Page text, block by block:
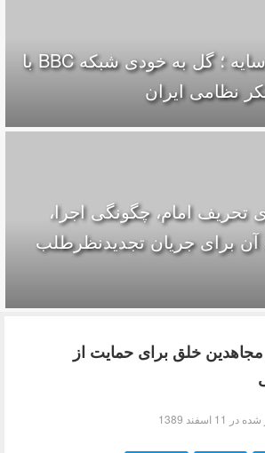
مستند فرمانده سایه ؛ گل به خودی شبکه BBC با
نظامی ایران
تحریف امام، چگونگی اجرا،
آن برای جریان تجدیدنظرطلب
خلق برای حمایت از
اسفند 1389